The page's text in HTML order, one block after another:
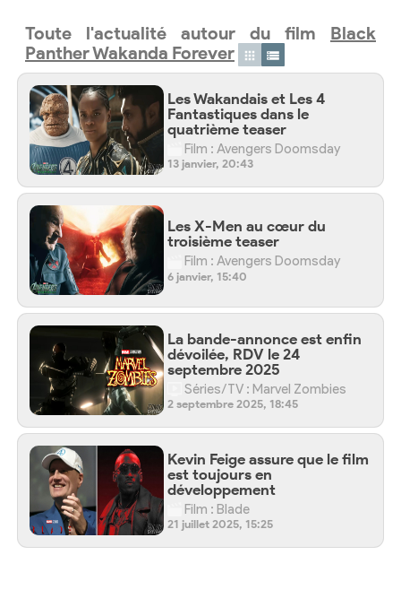
Toute l'actualité autour du film Black
Panther Wakanda Forever
Les Wakandais et Les 4
Fantastiques dans le
quatrième teaser
Film : Avengers Doomsday
13 janvier, 20:43
Les X-Men au cœur du
troisième teaser
Film : Avengers Doomsday
6 janvier, 15:40
La bande-annonce est enfin
dévoilée, RDV le 24
septembre 2025
Séries/TV : Marvel Zombies
2 septembre 2025, 18:45
Kevin Feige assure que le film
est toujours en
développement
Film : Blade
21 juillet 2025, 15:25